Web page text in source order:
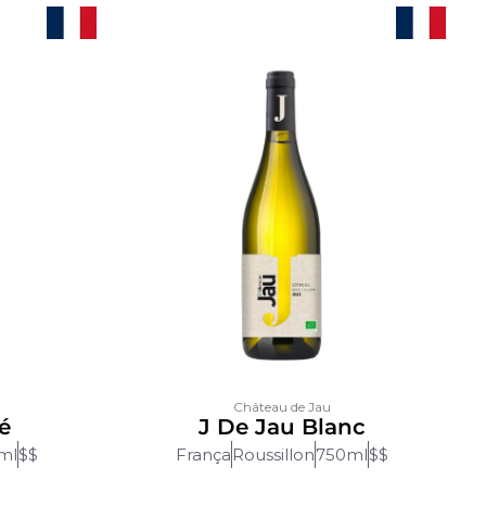
$$
Château de Jau
J De Jau Blanc
França Roussillon750ml$$